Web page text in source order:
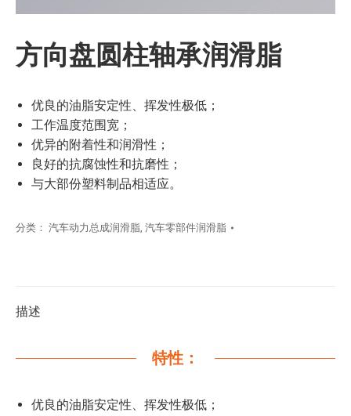
方向盘圆柱轴承润滑脂
优良的油脂安定性、挥发性极低；
工作温度范围宽；
优异的附着性和润滑性；
良好的抗腐蚀性和抗磨性；
与大部份塑料制品相适应。
分类： 汽车动力总成润滑脂, 汽车零部件润滑脂
描述
特性：
优良的油脂安定性、挥发性极低；